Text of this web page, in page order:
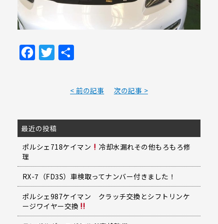
Facebook
Twitter
共
< 前の記事 次の記事 >
最近の投稿
ポルシェ718ケイマン
冷却水漏れその他もろもろ修
理
RX-7（FD3S）車検取ってナンバー付きました！
ポルシェ987ケイマン クラッチ交換とシフトリンケ
ージワイヤー交換